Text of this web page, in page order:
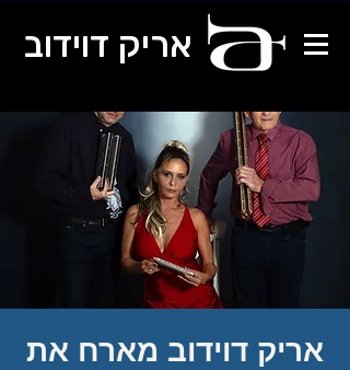
אריק דוידוב
אריק דוידוב מארח את